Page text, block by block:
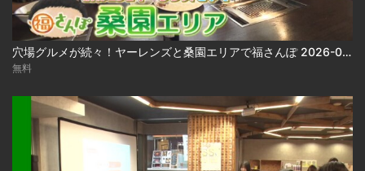
穴場グルメが続々！ヤーレンズと桑園エリアで福さんぽ 2026-08-03
無料